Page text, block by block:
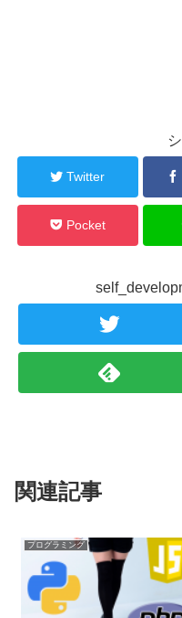
Twitter
Pocket
関連記事
プログラミング